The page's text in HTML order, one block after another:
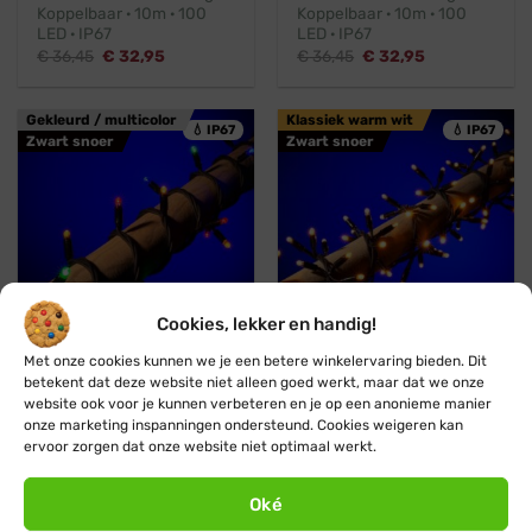
Cookies, lekker en handig!
Met onze cookies kunnen we je een betere winkelervaring bieden. Dit
betekent dat deze website niet alleen goed werkt, maar dat we onze
website ook voor je kunnen verbeteren en je op een anonieme manier
onze marketing inspanningen ondersteund. Cookies weigeren kan
ervoor zorgen dat onze website niet optimaal werkt.
Oké
Koppelbaar · 10m · 100
LED · IP67
€36,45 Oorspronkelijke
€ 32,95
Koppelbaar · 10m · 100
LED · IP67
€36,45 Oorspronkelijke
€ 32,95
💧 IP67
Professioneel
Gekleurd / multicolor
Zwart snoer
Koppelbaar
Blynx Connect
Gekleurde kerstverlichting
· Koppelbaar · 10m · 100
LED · IP67
€36,45 Oorspronkelijke
€32,95Huidige
💧 IP67
Klassiek warm wit
Zwart snoer
Koppelbaar
Blynx Connect
Koppelbare
clusterverlichting ·
Klassiek warm wit · 120
LED lampjes · IP67